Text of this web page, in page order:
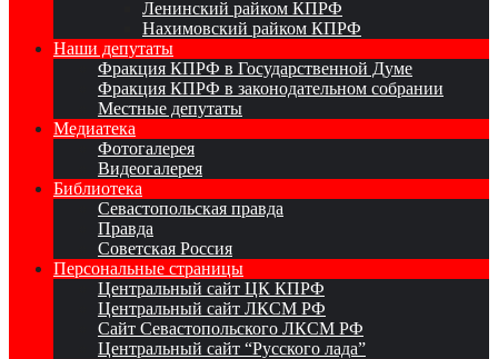
Ленинский райком КПРФ
Нахимовский райком КПРФ
Наши депутаты
Фракция КПРФ в Государственной Думе
Фракция КПРФ в законодательном собрании
Местные депутаты
Медиатека
Фотогалерея
Видеогалерея
Библиотека
Севастопольская правда
Правда
Советская Россия
Персональные страницы
Центральный сайт ЦК КПРФ
Центральный сайт ЛКСМ РФ
Сайт Севастопольского ЛКСМ РФ
Центральный сайт “Русского лада”